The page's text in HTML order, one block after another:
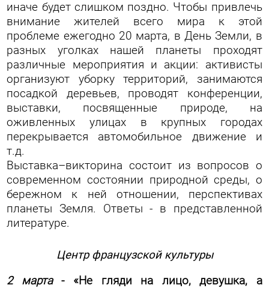
иначе будет слишком поздно. Чтобы привлечь
внимание жителей всего мира к этой
проблеме ежегодно 20 марта, в День Земли, в
разных уголках нашей планеты проходят
различные мероприятия и акции: активисты
организуют уборку территорий, занимаются
посадкой деревьев, проводят конференции,
выставки, посвященные природе, на
оживленных улицах в крупных городах
перекрывается автомобильное движение и
т.д.
Выставка–викторина состоит из вопросов о
современном состоянии природной среды, о
бережном к ней отношении, перспективах
планеты Земля. Ответы - в представленной
литературе.
Центр французской культуры
2 марта- «Не гляди на лицо, девушка, а